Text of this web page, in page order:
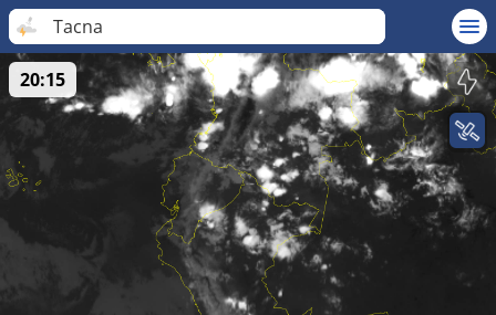
Tacna
20:15